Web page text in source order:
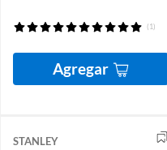
(1)
Agregar
STANLEY